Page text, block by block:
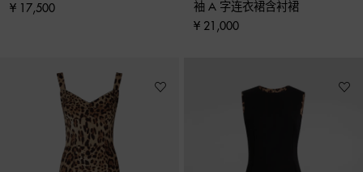
¥ 17,500
袖 A 字连衣裙含衬裙
¥ 21,000